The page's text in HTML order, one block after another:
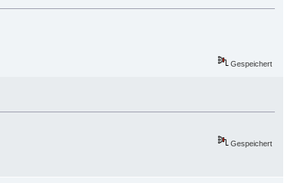
Gespeichert
Gespeichert